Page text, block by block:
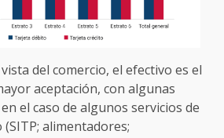
del comercio, el efectivo es el
aceptación, con algunas
el caso de algunos servicios de
alimentadores;